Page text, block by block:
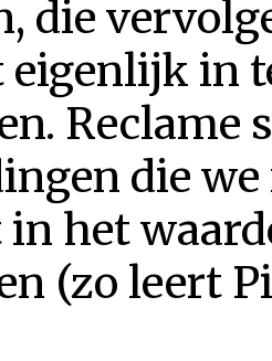
die
in
Reclame
die
het
(zo leert